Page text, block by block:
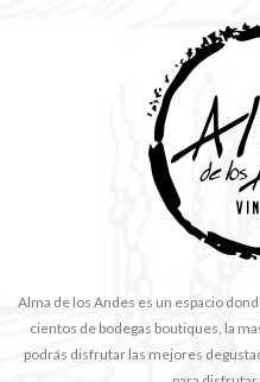
Alma de los Andes es un espacio
cientos de bodegas boutiques, la
podrás disfrutar las mejores